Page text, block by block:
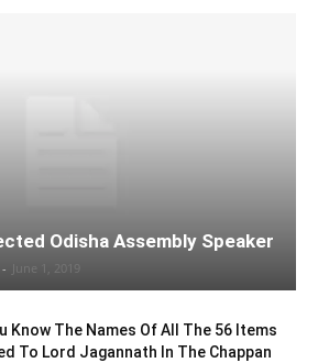
Odisha Assembly Speaker
- June 1, 2019
Know The Names Of All The 56 Items
To Lord Jagannath In The Chappan